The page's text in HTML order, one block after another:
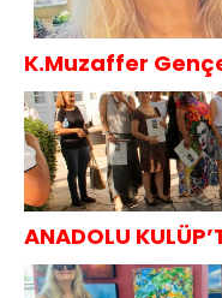
K.Muzaffer
ANADOLU